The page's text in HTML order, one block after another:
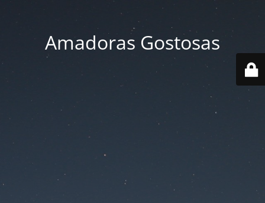
Amadoras Gostosas